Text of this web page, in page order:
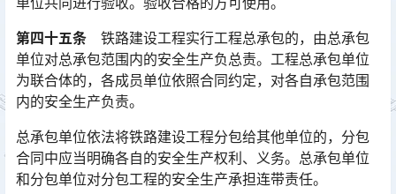
第四十五条 铁路建设工程实行工程总承包的，由总承包
单位对总承包范围内的安全生产负总责。工程总承包单位
为联合体的，各成员单位依照合同约定，对各自承包范围
内的安全生产负责。
总承包单位依法将铁路建设工程分包给其他单位的，分包
合同中应当明确各自的安全生产权利、义务。总承包单位
和分包单位对分包工程的安全生产承担连带责任。